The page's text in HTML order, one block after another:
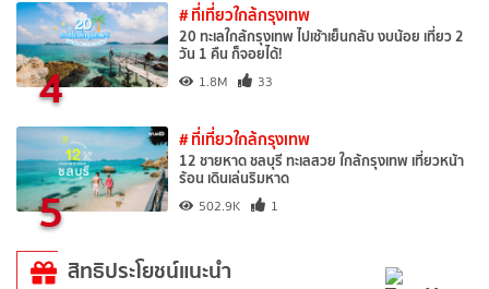
4
# ที่เที่ยวใกล้กรุงเทพ
20 ทะเลใกล้กรุงเทพ ไปเช้าเย็นกลับ งบน้อย เที่ยว 2
วัน 1 คืน ก็จอยได้!
1.8M 33
5
# ที่เที่ยวใกล้กรุงเทพ
12 ชายหาด ชลบุรี ทะเลสวย ใกล้กรุงเทพ เที่ยวหน้า
ร้อน เดินเล่นริมหาด
502.9K 1
สิทธิประโยชน์แนะนำ